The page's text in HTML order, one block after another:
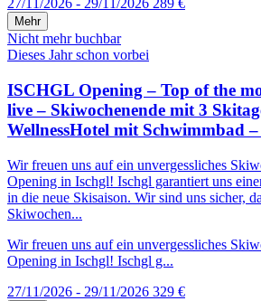
27/11/2026 - 29/11/2026 289 €
Mehr
Nicht mehr buchbar
Dieses Jahr schon vorbei
ISCHGL Opening – Top of the
live – Skiwochenende mit 3
WellnessHotel mit Schwimmbad
Wir freuen uns auf ein unvergessliches
Opening in Ischgl! Ischgl garantiert uns
in die neue Skisaison. Wir sind uns sicher,
Skiwochen...
Wir freuen uns auf ein unvergessliches
Opening in Ischgl! Ischgl g...
27/11/2026 - 29/11/2026 329 €